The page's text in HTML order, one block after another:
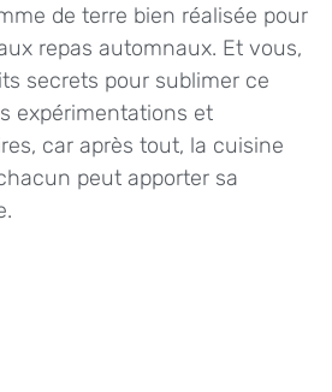
de terre bien réalisée pour
repas automnaux. Et vous,
secrets pour sublimer ce
expérimentations et
car après tout, la cuisine
peut apporter sa